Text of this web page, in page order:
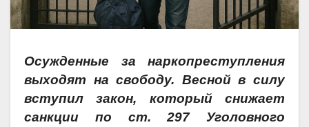
Осужденные за наркопреступления
выходят на свободу. Весной в силу
вступил закон, который снижает
санкции по ст. 297 Уголовного